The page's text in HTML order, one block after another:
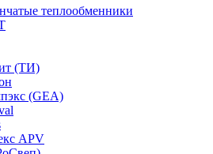
теплообменники
(ТИ)
(GEA)
APV